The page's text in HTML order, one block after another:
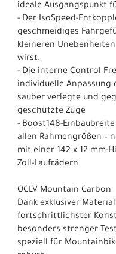
ideale Ausgangspunkt
- Der IsoSpeed-
geschmeidiges
kleineren
wirst.
- Die interne Control
individuelle Anpassung
sauber verlegte und
geschützte Züge
- Boost148-
allen Rahmengrößen –
mit einer 142 x 12 mm-
Zoll-Laufrädern
OCLV Mountain Carbon
Dank exklusiver
fortschrittlichster
besonders strenger
speziell für